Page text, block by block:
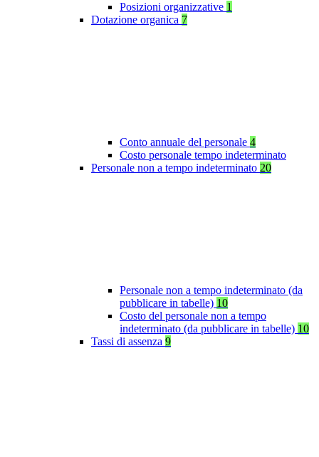
Posizioni organizzative 1
Dotazione organica 7
Conto annuale del personale 4
Costo personale tempo indeterminato
Personale non a tempo indeterminato 20
Personale non a tempo indeterminato (da
pubblicare in tabelle) 10
Costo del personale non a tempo
indeterminato (da pubblicare in tabelle) 10
Tassi di assenza 9